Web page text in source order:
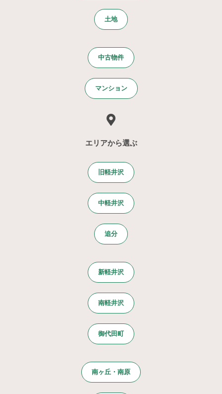
土地
中古物件
マンション
エリアから選ぶ
旧軽井沢
中軽井沢
追分
新軽井沢
南軽井沢
御代田町
南ヶ丘・南原